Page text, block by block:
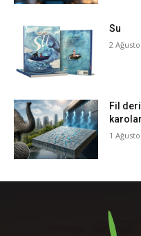
Su
2
Fil
1